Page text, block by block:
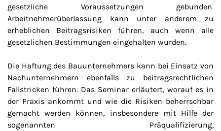
gesetzliche Voraussetzungen gebunden.
Arbeitnehmerüberlassung kann unter anderem zu
erheblichen Beitragsrisiken führen, auch wenn alle
gesetzlichen Bestimmungen eingehalten wurden.
Die Haftung des Bauunternehmers kann bei Einsatz von
Nachunternehmern ebenfalls zu beitragsrechtlichen
Fallstricken führen. Das Seminar erläutert, worauf es in
der Praxis ankommt und wie die Risiken beherrschbar
gemacht werden können, insbesondere mit Hilfe der
sogenannten Präqualifizierung,